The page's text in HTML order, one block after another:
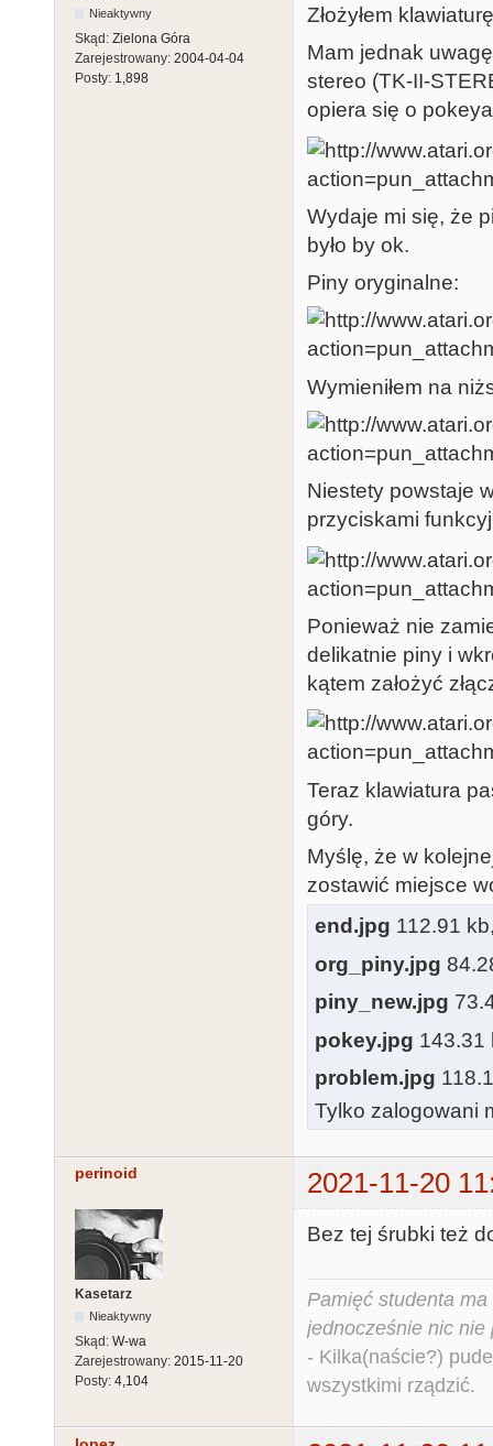
Nieaktywny
Skąd: Zielona Góra
Zarejestrowany: 2004-04-04
Posty: 1,898
Złożyłem
Mam jednak
stereo (TK-II-
opiera się o
Wydaje mi się, że
było by ok.
Piny oryginalne:
Wymieniłem na
Niestety powstaje
przyciskami
Ponieważ nie
delikatnie piny i
kątem założyć
Teraz klawiatura
góry.
Myślę, że w
zostawić miejsce
end.jpg 112.91
org_piny.jpg
piny_new.jpg
pokey.jpg 143.31
problem.jpg
Tylko zalogowani
perinoid 2021-11-20
Kasetarz
Nieaktywny
Skąd: W-wa
Zarejestrowany: 2015-11-20
Posty: 4,104
Bez tej śrubki też
Pamięć studenta
jednocześnie nic nie
- Kilka(naście?)
wszystkimi rządzić.